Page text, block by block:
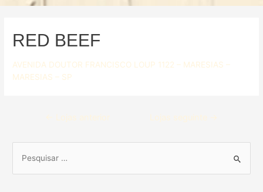
RED BEEF
AVENIDA DOUTOR FRANCISCO LOUP 1122 – MARESIAS –
MARESIAS – SP
← Lojas anterior Lojas seguinte →